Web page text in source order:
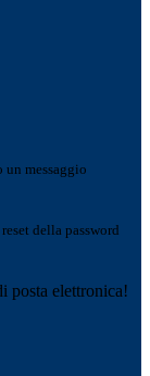
un messaggio
della password
posta elettronica!